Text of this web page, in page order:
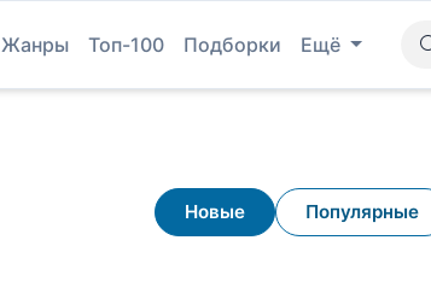
Жанры Топ-100 Подборки Ещё
Новые Популярные